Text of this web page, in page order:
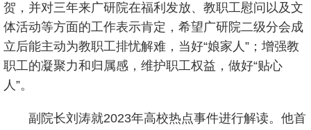
贺，并对三年来广研院在福利发放、教职工慰问以及文
体活动等方面的工作表示肯定，希望广研院二级分会成
立后能主动为教职工排忧解难，当好“娘家人”；增强教
职工的凝聚力和归属感，维护职工权益，做好“贴心
人”。
副院长刘涛就2023年高校热点事件进行解读。他首